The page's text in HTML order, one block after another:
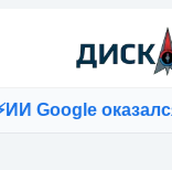
оказался